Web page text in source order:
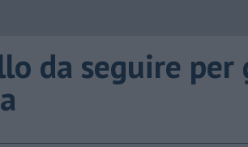
da seguire